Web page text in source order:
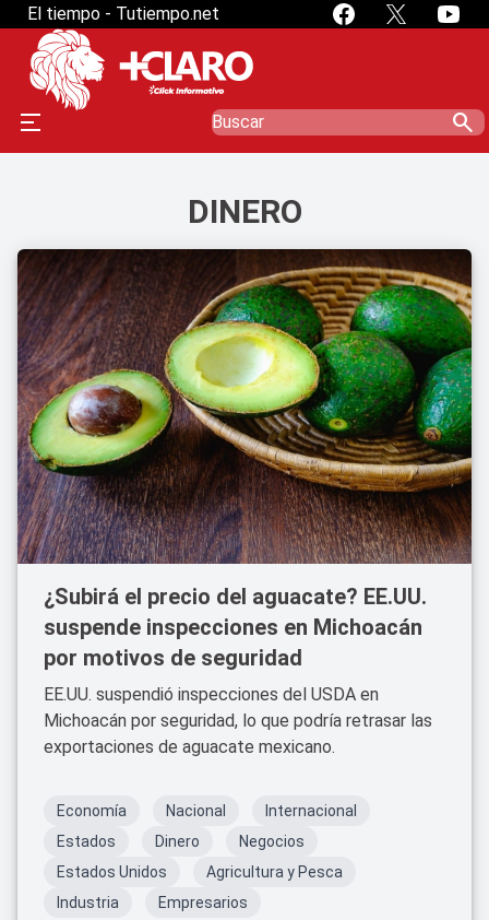
El tiempo - Tutiempo.net
search
DINERO
¿Subirá el precio del aguacate? EE.UU.
suspende inspecciones en Michoacán
por motivos de seguridad
EE.UU. suspendió inspecciones del USDA en
Michoacán por seguridad, lo que podría retrasar las
exportaciones de aguacate mexicano.
Economía Nacional
Internacional
Estados
Dinero
Negocios
Estados Unidos
Agricultura y Pesca
Industria
Empresarios